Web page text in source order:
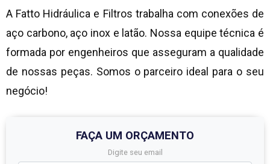
A Fatto Hidráulica e Filtros trabalha com conexões de
aço carbono, aço inox e latão. Nossa equipe técnica é
formada por engenheiros que asseguram a qualidade
de nossas peças. Somos o parceiro ideal para o seu
negócio!
FAÇA UM ORÇAMENTO
Digite seu email